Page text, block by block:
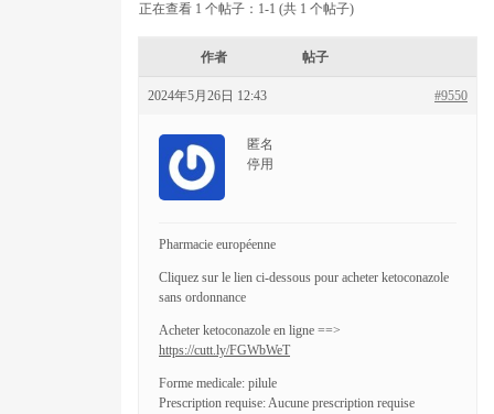
正在查看 1 个帖子：1-1 (共 1 个帖子)
作者 帖子
2024年5月26日 12:43 #9550
匿名
停用
Pharmacie européenne
Cliquez sur le lien ci-dessous pour acheter ketoconazole
sans ordonnance
Acheter ketoconazole en ligne ==>
https://cutt.ly/FGWbWeT
Forme medicale: pilule
Prescription requise: Aucune prescription requise